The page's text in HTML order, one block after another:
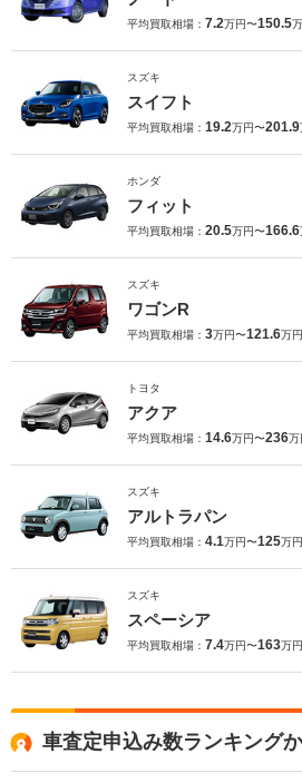
平均買取相場： 7.2万円〜150.5
スズキ
スイフト
平均買取相場： 19.2万円〜201.9
ホンダ
フィット
平均買取相場： 20.5万円〜166.6
スズキ
ワゴンR
平均買取相場： 3万円〜121.6万円
トヨタ
アクア
平均買取相場： 14.6万円〜236万
スズキ
アルトラパン
平均買取相場： 4.1万円〜125万円
スズキ
スペーシア
平均買取相場： 7.4万円〜163万円
車査定申込み数ランキング